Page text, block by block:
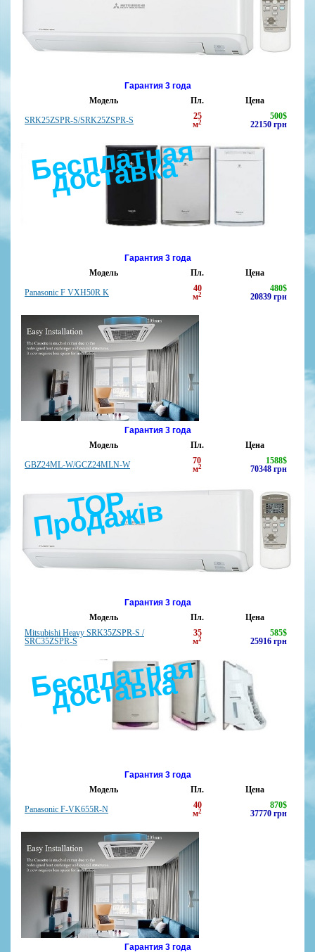
Гарантия 3 года
Модель
Пл.
Цена
SRK25ZSPR-S/SRK25ZSPR-S
25
м2
500$
22150 грн
Б
е
с
п
л
а
т
н
а
я
д
о
с
т
а
в
к
а
Гарантия 3 года
Модель
Пл.
Цена
Panasonic F VXH50R K
40
м2
480$
20839 грн
Гарантия 3 года
Модель
Пл.
Цена
GBZ24ML-W/GCZ24MLN-W
70
м2
1588$
70348 грн
Т
О
Р
П
р
о
д
а
жі
в
Гарантия 3 года
Модель
Пл.
Цена
Mitsubishi Heavy SRK35ZSPR-S /
SRC35ZSPR-S
35
м2
585$
25916 грн
Б
е
с
п
л
а
т
н
а
я
д
о
с
т
а
в
к
а
Гарантия 3 года
Модель
Пл.
Цена
Panasonic F-VK655R-N
40
м2
870$
37770 грн
Гарантия 3 года